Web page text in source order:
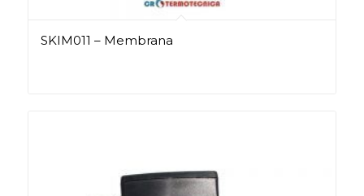
SKIM011 – Membrana